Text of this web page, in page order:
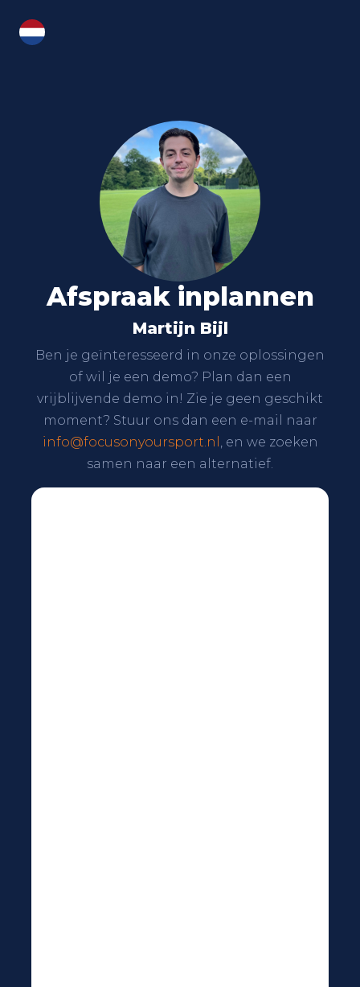
Afspraak inplannen
Martijn Bijl
Ben je geïnteresseerd in onze oplossingen
of wil je een demo? Plan dan een
vrijblijvende demo in! Zie je geen geschikt
moment? Stuur ons dan een e-mail naar
info@focusonyoursport.nl , en we zoeken
samen naar een alternatief.